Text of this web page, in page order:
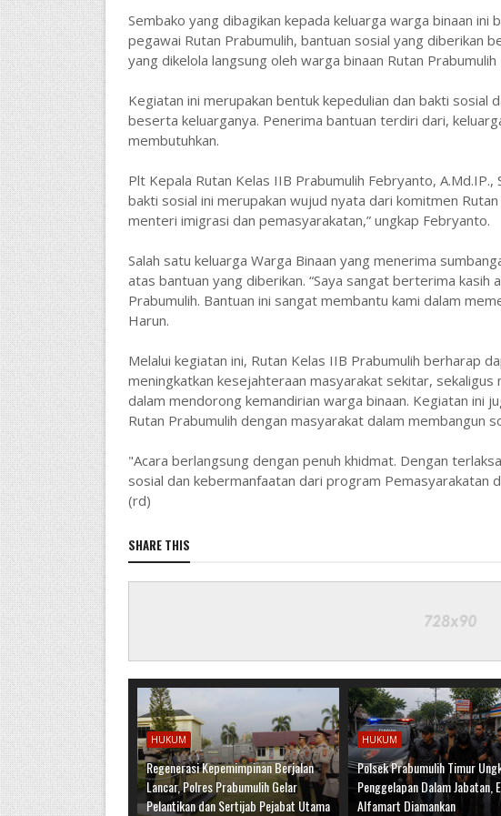
Sembako yang dibagikan kepada keluarga warga binaan ini
pegawai Rutan Prabumulih, bantuan sosial yang diberikan
yang dikelola langsung oleh warga binaan Rutan Prabumulih
Kegiatan ini merupakan bentuk kepedulian dan bakti sosial
beserta keluarganya. Penerima bantuan terdiri dari,
membutuhkan.
Plt Kepala Rutan Kelas IIB Prabumulih Febryanto, A.Md.IP.,
bakti sosial ini merupakan wujud nyata dari komitmen
menteri imigrasi dan pemasyarakatan,” ungkap Febryanto.
Salah satu keluarga Warga Binaan yang menerima
atas bantuan yang diberikan. “Saya sangat berterima kasih
Prabumulih. Bantuan ini sangat membantu kami dalam
Harun.
Melalui kegiatan ini, Rutan Kelas IIB Prabumulih berharap
meningkatkan kesejahteraan masyarakat sekitar, sekaligus
dalam mendorong kemandirian warga binaan. Kegiatan ini
Rutan Prabumulih dengan masyarakat dalam membangun
"Acara berlangsung dengan penuh khidmat. Dengan
sosial dan kebermanfaatan dari program Pemasyarakatan
(rd)
SHARE THIS
HUKUM
Regenerasi Kepemimpinan Berjalan
Lancar, Polres Prabumulih Gelar
Pelantikan dan Sertijab Pejabat Utama
HUKUM
Polsek Prabumulih Timur
Penggelapan Dalam Jabatan,
Alfamart Diamankan